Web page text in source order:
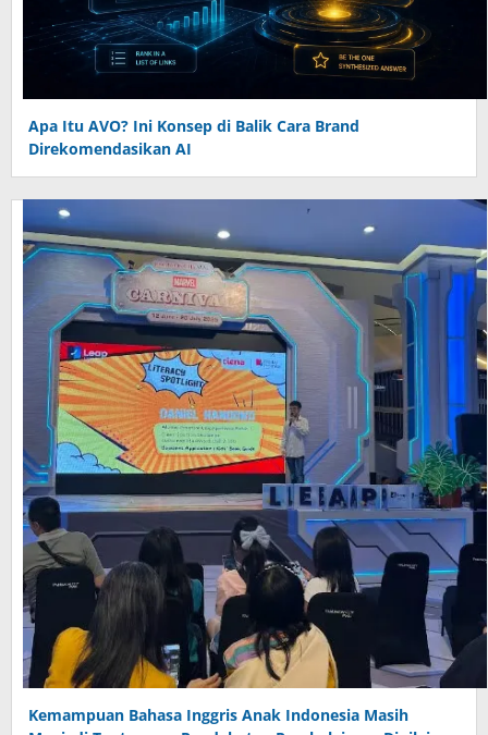
Apa Itu AVO? Ini Konsep di Balik Cara Brand
Direkomendasikan AI
Kemampuan Bahasa Inggris Anak Indonesia Masih